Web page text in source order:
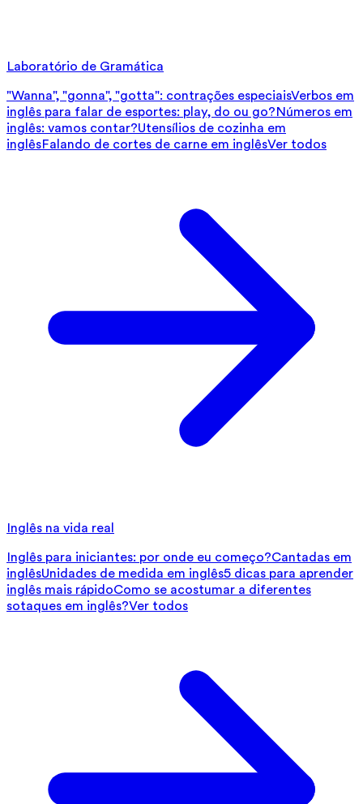
Laboratório de Gramática
"Wanna", "gonna", "gotta": contrações especiaisVerbos em
inglês para falar de esportes: play, do ou go?Números em
inglês: vamos contar?Utensílios de cozinha em
inglêsFalando de cortes de carne em inglêsVer todos
Inglês na vida real
Inglês para iniciantes: por onde eu começo?Cantadas em
inglêsUnidades de medida em inglês5 dicas para aprender
inglês mais rápidoComo se acostumar a diferentes
sotaques em inglês?Ver todos